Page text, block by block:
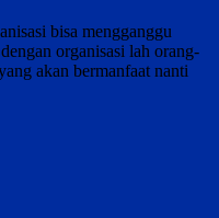
bisa mengganggu
organisasi lah orang-
akan bermanfaat nanti